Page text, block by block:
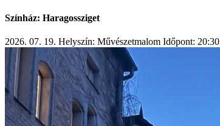
Színház: Haragossziget
2026. 07. 19. Helyszín: Művészetmalom Időpont: 20:30